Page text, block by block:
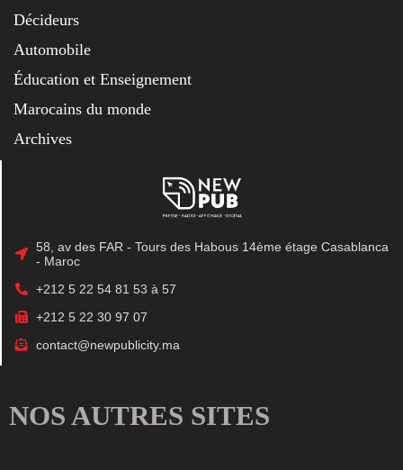
Décideurs
Automobile
Éducation et Enseignement
Marocains du monde
Archives
58, av des FAR - Tours des Habous 14ème étage Casablanca
- Maroc
+212 5 22 54 81 53 à 57
+212 5 22 30 97 07
contact@newpublicity.ma
NOS AUTRES SITES